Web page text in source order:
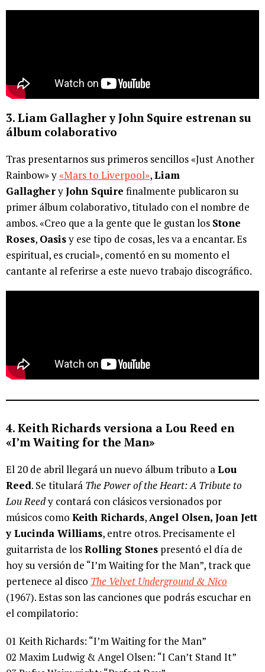
3. Liam Gallagher y John Squire estrenan su
álbum colaborativo
Tras presentarnos sus primeros sencillos «Just Another
Rainbow» y«Mars to Liverpool»,Liam
GallagheryJohn Squire finalmente publicaron su
primer álbum colaborativo, titulado con el nombre de
ambos. «Creo que a la gente que le gustan los Stone
Roses, Oasisy ese tipo de cosas, les va a encantar. Es
espiritual, es crucial», comentó en su momento el
cantante al referirse a este nuevo trabajo discográfico.
4. Keith Richards versiona a Lou Reed en
«I’m Waiting for the Man»
El 20 de abril llegará un nuevo álbum tributo aLou
Reed. Se titulará The Power of the Heart: A Tribute to
Lou Reedy contará con clásicos versionados por
músicos como Keith Richards,Angel Olsen, Joan Jett
y Lucinda Williams, entre otros. Precisamente el
guitarrista de losRolling Stones presentó el día de
hoy su versión de “I’m Waiting for the Man”, track que
pertenece al disco The Velvet Underground & Nico
(1967). Estas son las canciones que podrás escuchar en
el compilatorio:
01 Keith Richards: “I’m Waiting for the Man”
02 Maxim Ludwig & Angel Olsen: “I Can’t Stand It”